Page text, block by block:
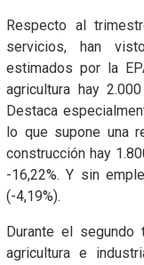
Respecto al
servicios, han
estimados por la
agricultura hay
Destaca
lo que supone una
construcción hay
-16,22%. Y sin
(-4,19%).
Durante el
agricultura e